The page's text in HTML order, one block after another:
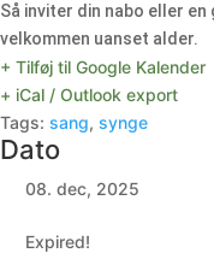
Så inviter din nabo eller
velkommen uanset alder.
+ Tilføj til Google Kalender
+ iCal / Outlook export
Tags: sang, synge
Dato
08. dec, 2025
Expired!